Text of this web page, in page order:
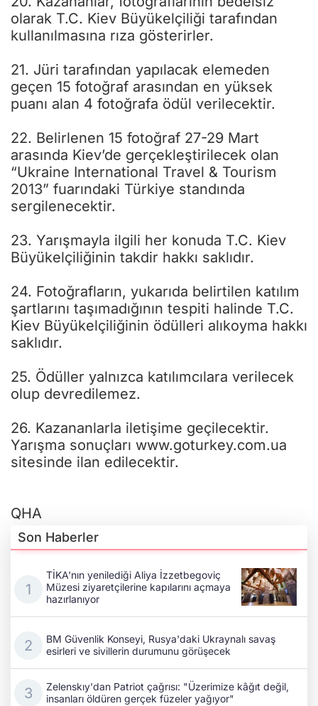
olarak T.C. Kiev Büyükelçiliği tarafından
kullanılmasına rıza gösterirler.
21. Jüri tarafından yapılacak elemeden
geçen 15 fotoğraf arasından en yüksek
puanı alan 4 fotoğrafa ödül verilecektir.
22. Belirlenen 15 fotoğraf 27-29 Mart
arasında Kiev’de gerçekleştirilecek olan
“Ukraine International Travel & Tourism
2013” fuarındaki Türkiye standında
sergilenecektir.
23. Yarışmayla ilgili her konuda T.C. Kiev
Büyükelçiliğinin takdir hakkı saklıdır.
24. Fotoğrafların, yukarıda belirtilen katılım
şartlarını taşımadığının tespiti halinde T.C.
Kiev Büyükelçiliğinin ödülleri alıkoyma hakkı
saklıdır.
25. Ödüller yalnızca katılımcılara verilecek
olup devredilemez.
26. Kazananlarla iletişime geçilecektir.
Yarışma sonuçları www.goturkey.com.ua
sitesinde ilan edilecektir.
QHA
Son Haberler
TİKA'nın yenilediği Aliya İzzetbegoviç
Müzesi ziyaretçilerine kapılarını açmaya
hazırlanıyor
BM Güvenlik Konseyi, Rusya'daki Ukraynalı savaş
esirleri ve sivillerin durumunu görüşecek
Zelenskıy'dan Patriot çağrısı: "Üzerimize kâğıt değil,
insanları öldüren gerçek füzeler yağıyor"